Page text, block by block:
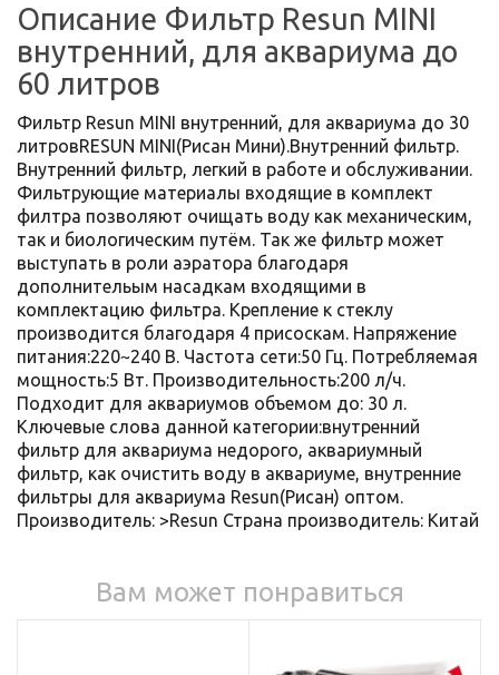
Описание Фильтр Resun MINI
внутренний, для аквариума до
60 литров
Фильтр Resun MINI внутренний, для аквариума до 30
литровRESUN MINI(Рисан Мини).Внутренний фильтр.
Внутренний фильтр, легкий в работе и обслуживании.
Фильтрующие материалы входящие в комплект
филтра позволяют очищать воду как механическим,
так и биологическим путём. Так же фильтр может
выступать в роли аэратора благодаря
дополнительым насадкам входящими в
комплектацию фильтра. Крепление к стеклу
производится благодаря 4 присоскам. Напряжение
питания:220~240 В. Частота сети:50 Гц. Потребляемая
мощность:5 Вт. Производительность:200 л/ч.
Подходит для аквариумов объемом до: 30 л.
Ключевые слова данной категории:внутренний
фильтр для аквариума недорого, аквариумный
фильтр, как очистить воду в аквариуме, внутренние
фильтры для аквариума Resun(Рисан) оптом.
Производитель: >Resun Страна производитель: Китай
Вам может понравиться